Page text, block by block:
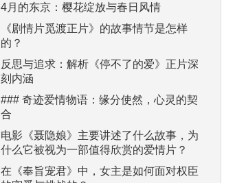
4月的东京：樱花绽放与春日风情
《剧情片觅渡正片》的故事情节是怎样
的？
反思与追求：解析《停不了的爱》正片深
刻内涵
### 奇迹爱情物语：缘分使然，心灵的契
合
电影《聂隐娘》主要讲述了什么故事，为
什么它被视为一部值得欣赏的爱情片？
在《奉旨宠君》中，女主是如何面对权臣